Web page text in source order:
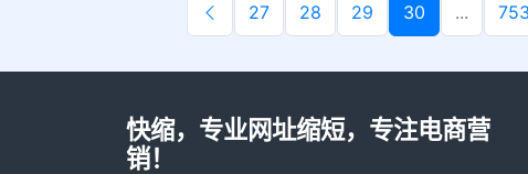
27 28 29 30 ...
快缩，专业网址缩短，专注电商营
销！